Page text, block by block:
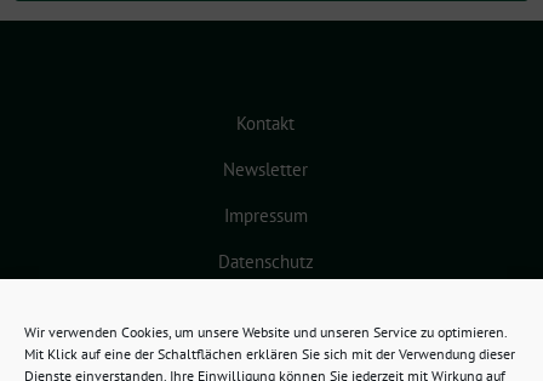
Wir verwenden Cookies, um unsere Website und unseren Service zu optimieren.
Mit Klick auf eine der Schaltflächen erklären Sie sich mit der Verwendung dieser
Dienste einverstanden. Ihre Einwilligung können Sie jederzeit mit Wirkung auf
Kontakt
Newsletter
Impressum
Datenschutz